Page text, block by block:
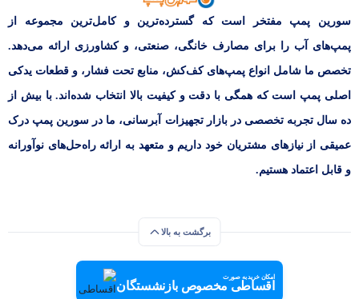
سورین پمپ مفتخر است که گسترده‌ترین و کامل‌ترین مجموعه از
پمپ‌های آب را برای مصارف خانگی، صنعتی، و کشاورزی ارائه می‌دهد.
تخصص ما شامل انواع پمپ‌های کف‌کش، منابع تحت فشار، و قطعات یدکی
اصلی پمپ است که همگی با دقت و کیفیت بالا انتخاب شده‌اند. با بیش از
ده سال تجربه تخصصی در بازار تجهیزات آبرسانی، ما در سورین پمپ درک
عمیقی از نیازهای مشتریان خود داریم و متعهد به ارائه راه‌حل‌های نوآورانه
و قابل اعتماد هستیم.
برگشت به بالا
امکان خرید به صورت
اقساطی مخصوص بازنشستگان